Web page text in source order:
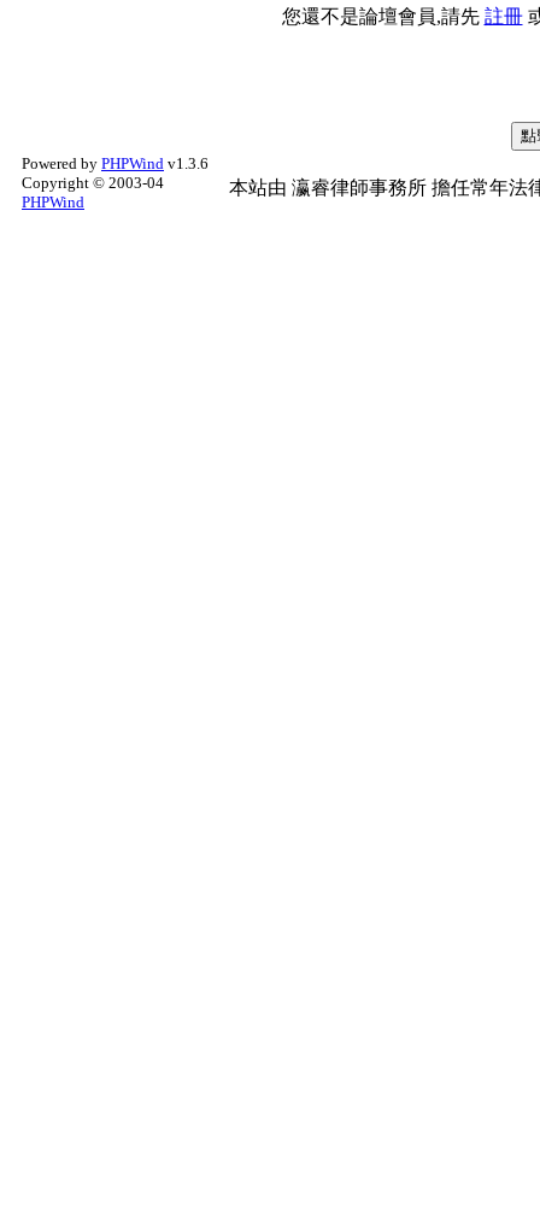
您還不是論壇會員,請先 註冊
Powered by PHPWind v1.3.6
Copyright © 2003-04
PHPWind
本站由 瀛睿律師事務所 擔任常年法